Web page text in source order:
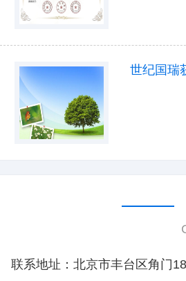
世纪国瑞
联系地址：北京市丰台区角门